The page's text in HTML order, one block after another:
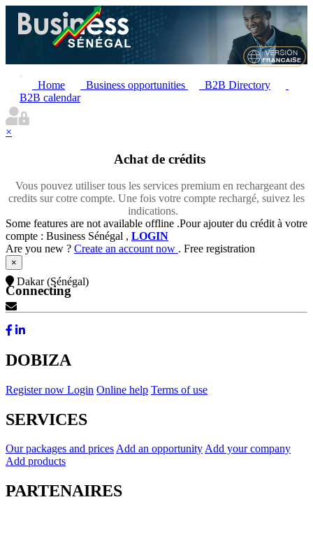
Home Business opportunities
B2B Directory
B2B calendar
×
Achat de crédits
Vous pouvez utiliser tous les services premium en rechargeant des
credits sur cotre compte. Une fois votre compte rechargé, suivez les
indications.
Some features are not available offline .Pour ajouter du crédit à votre
compte : Business Sénégal , LOGIN
Are you new ? Create an account now . Free registration
×
Connecting
Dakar (Sénégal)
DOBIZA
Register now Login Online help Terms of use
SERVICES
Our packages and pricesAdd an opportunityAdd your company
Add products
PARTENAIRES